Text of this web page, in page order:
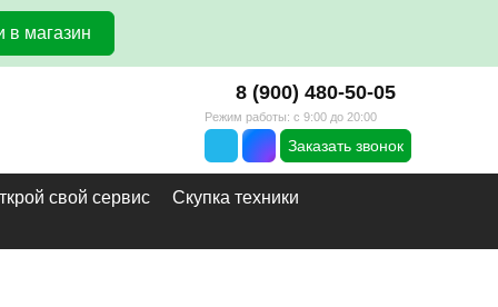
в магазин
8 (900) 480-50-05
Режим работы: с 9:00 до 20:00
Заказать звонок
свой сервис Скупка техники